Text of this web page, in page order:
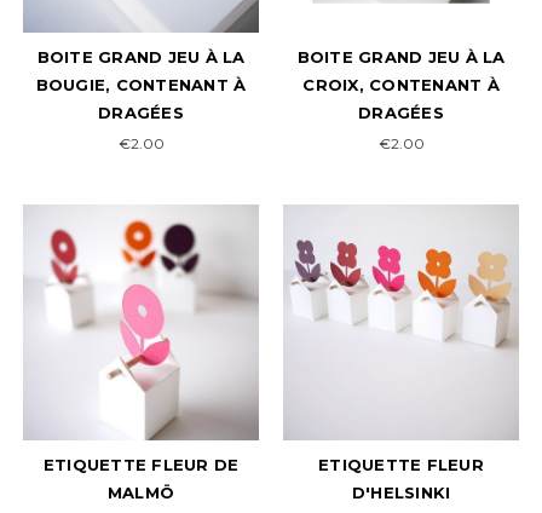
BOITE GRAND JEU À LA
BOUGIE, CONTENANT À
DRAGÉES
€2.00
BOITE GRAND JEU À LA
CROIX, CONTENANT À
DRAGÉES
€2.00
ETIQUETTE FLEUR DE
MALMÖ
ETIQUETTE FLEUR
D'HELSINKI